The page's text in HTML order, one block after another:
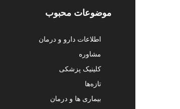
موضوعات محبوب
اطلاعات دارو و درمان
مشاوره
کلینیک پزشکی
تازه‌ها
بیماری ها و درمان